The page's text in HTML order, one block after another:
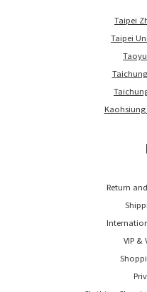
Taipei
Taipei
Taichung
Return
VIP &